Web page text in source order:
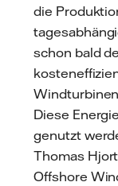
die
schon bald
Diese
genutzt
Thomas
Offshore